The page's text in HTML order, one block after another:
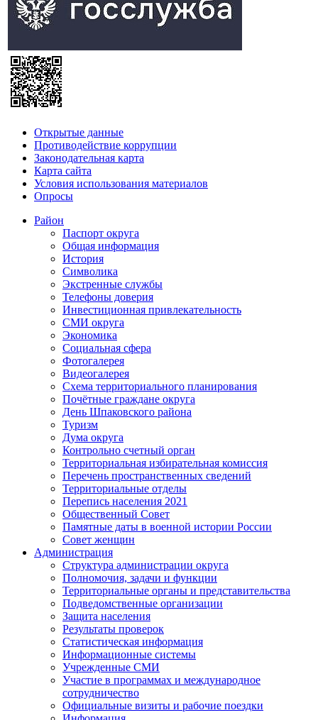
Открытые данные
Противодействие коррупции
Законодательная карта
Карта сайта
Условия использования материалов
Опросы
Район
Паспорт округа
Общая информация
История
Символика
Экстренные службы
Телефоны доверия
Инвестиционная привлекательность
СМИ округа
Экономика
Социальная сфера
Фотогалерея
Видеогалерея
Схема территориального планирования
Почётные граждане округа
День Шпаковского района
Туризм
Дума округа
Контрольно счетный орган
Территориальная избирательная комиссия
Перечень пространственных сведений
Территориальные отделы
Перепись населения 2021
Общественный Совет
Памятные даты в военной истории России
Совет женщин
Администрация
Структура администрации округа
Полномочия, задачи и функции
Территориальные органы и представительства
Подведомственные организации
Защита населения
Результаты проверок
Статистическая информация
Информационные системы
Учрежденные СМИ
Участие в программах и международное
сотрудничество
Официальные визиты и рабочие поездки